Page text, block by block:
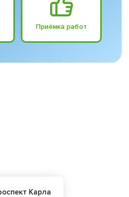
Приёмка работ
Карла